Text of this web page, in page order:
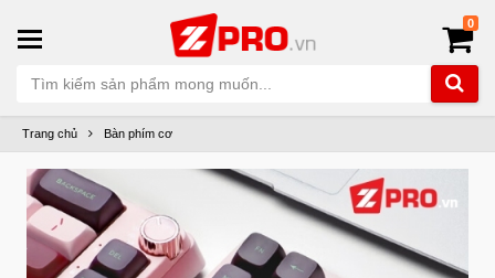
0
Trang chủ Bàn phím cơ